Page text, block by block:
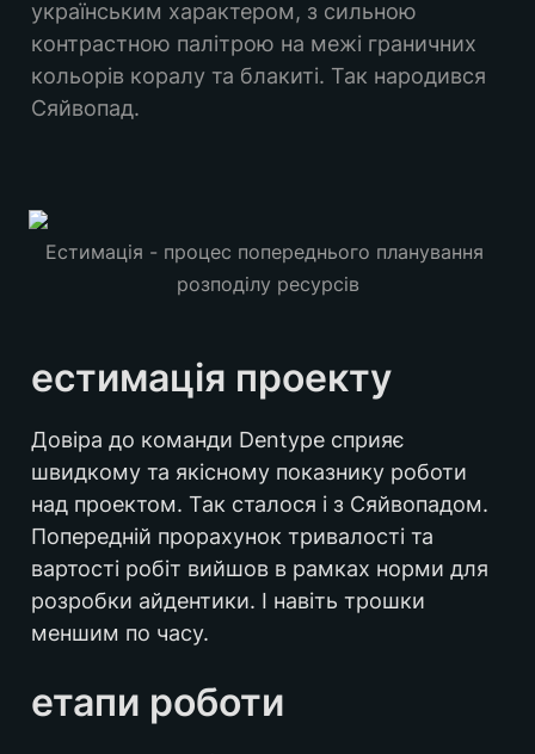
українським характером, з сильною
контрастною палітрою на межі граничних
кольорів коралу та блакиті. Так народився
Сяйвопад.
Естимація - процес попереднього планування
розподілу ресурсів
естимація проекту
Довіра до команди Dentype сприяє
швидкому та якісному показнику роботи
над проектом. Так сталося і з Сяйвопадом.
Попередній прорахунок тривалості та
вартості робіт вийшов в рамках норми для
розробки айдентики. І навіть трошки
меншим по часу.
етапи роботи